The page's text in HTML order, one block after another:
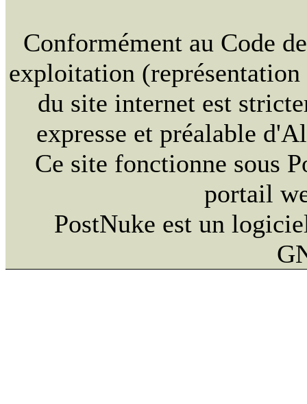
Conformément au Code
exploitation
du site internet est
expresse et préalable
Ce site fonctionne sous
portail
PostNuke est un